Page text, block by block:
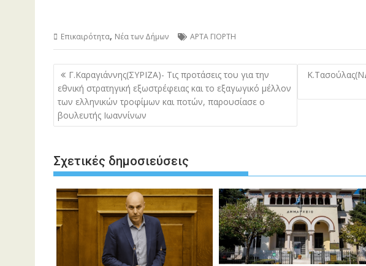
Επικαιρότητα, Νέα των Δήμων ΑΡΤΑ ΓΙΟΡΤΗ
Πλοήγηση
άρθρων
Γ.Καραγιάννης(ΣΥΡΙΖΑ)- Τις προτάσεις του για την
εθνική στρατηγική εξωστρέφειας και το εξαγωγικό μέλλον
των ελληνικών τροφίμων και ποτών, παρουσίασε ο
βουλευτής Ιωαννίνων
Σχετικές δημοσιεύσεις